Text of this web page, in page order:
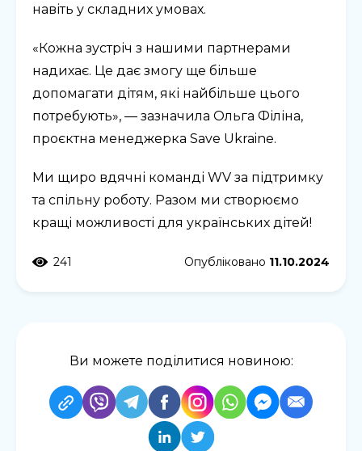
навіть у складних умовах.
«Кожна зустріч з нашими партнерами
надихає. Це дає змогу ще більше
допомагати дітям, які найбільше цього
потребують», — зазначила Ольга Філіна,
проєктна менеджерка Save Ukraine.
Ми щиро вдячні команді WV за підтримку
та спільну роботу. Разом ми створюємо
кращі можливості для українських дітей!
241 Опубліковано 11.10.2024
Ви можете поділитися новиною: